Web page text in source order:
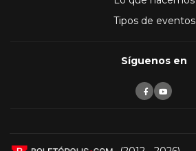
Tipos de eventos
Síguenos en